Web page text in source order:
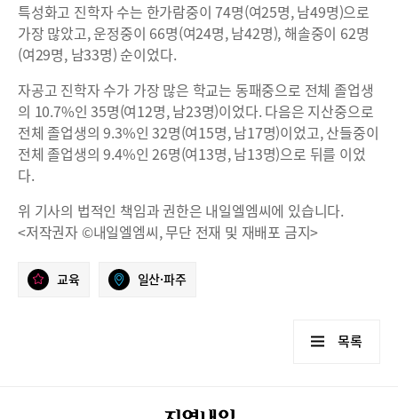
특성화고 진학자 수는 한가람중이 74명(여25명, 남49명)으로
가장 많았고, 운정중이 66명(여24명, 남42명), 해솔중이 62명
(여29명, 남33명) 순이었다.
자공고 진학자 수가 가장 많은 학교는 동패중으로 전체 졸업생
의 10.7%인 35명(여12명, 남23명)이었다. 다음은 지산중으로
전체 졸업생의 9.3%인 32명(여15명, 남17명)이었고, 산들중이
전체 졸업생의 9.4%인 26명(여13명, 남13명)으로 뒤를 이었
다.
위 기사의 법적인 책임과 권한은 내일엘엠씨에 있습니다.
<저작권자 ©내일엘엠씨, 무단 전재 및 재배포 금지>
교육 일산·파주
목록